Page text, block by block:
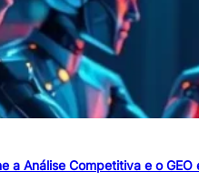
a Análise Competitiva e o GEO